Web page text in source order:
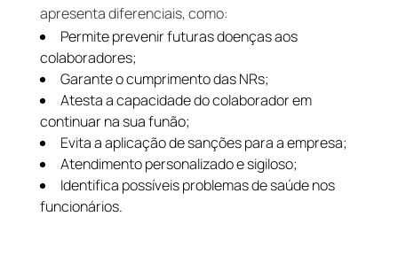
apresenta diferenciais, como:
Permite prevenir futuras doenças aos
colaboradores;
Garante o cumprimento das NRs;
Atesta a capacidade do colaborador em
continuar na sua funão;
Evita a aplicação de sanções para a empresa;
Atendimento personalizado e sigiloso;
Identifica possíveis problemas de saúde nos
funcionários.